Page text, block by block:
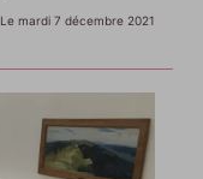
Le mardi 7 décembre 2021